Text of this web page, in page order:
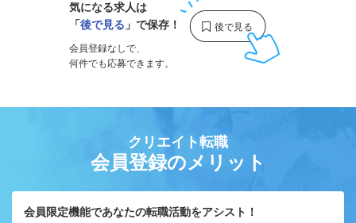
気になる求人は
「後で見る 」で保存！
会員登録なしで、
何件でも応募できます。
クリエイト転職
会員登録のメリット
会員限定機能であなたの転職活動をアシスト！